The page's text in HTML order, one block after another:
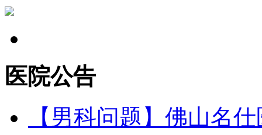
医院公告
【男科问题】佛山名